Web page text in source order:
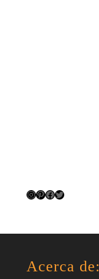
Instagram
Pinterest
Facebook
Twitter
Acerca de: